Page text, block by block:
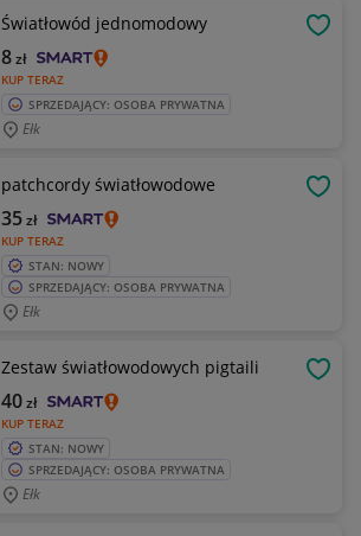
Światłowód jednomodowy
KUP TERAZ
8zł
SPRZEDAJĄCY: OSOBA PRYWATNA
Ełk
patchcordy światłowodowe
KUP TERAZ
35zł
STAN: NOWY
SPRZEDAJĄCY: OSOBA PRYWATNA
Ełk
Zestaw światłowodowych pigtaili
KUP TERAZ
40zł
STAN: NOWY
SPRZEDAJĄCY: OSOBA PRYWATNA
Ełk